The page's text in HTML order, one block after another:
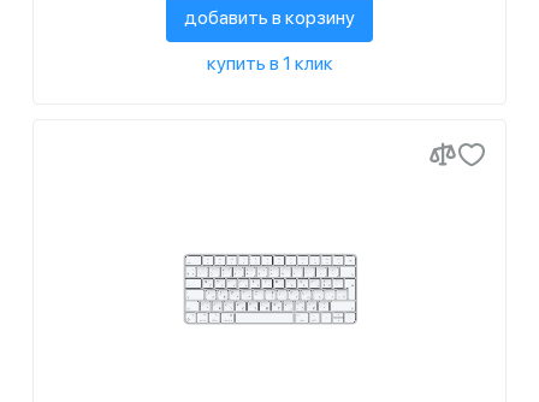
добавить в корзину
купить в 1 клик